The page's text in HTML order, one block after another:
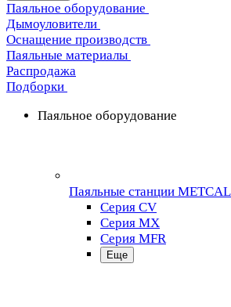
Паяльное оборудование
Дымоуловители
Оснащение производств
Паяльные материалы
Распродажа
Подборки
Паяльное оборудование
Паяльные станции METCAL
Серия CV
Серия MX
Серия MFR
Еще